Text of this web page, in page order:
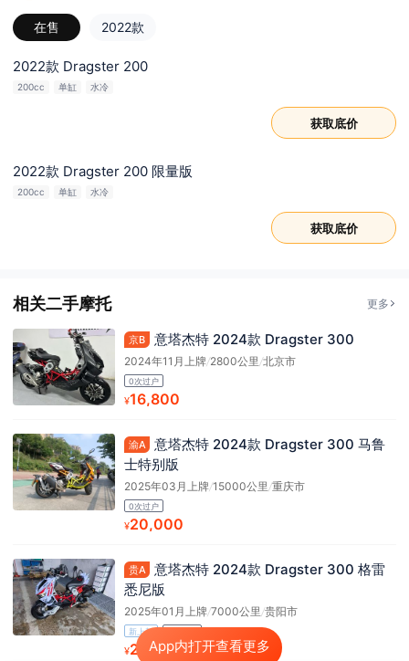
App内打开查看更多
在售 2022款
2022款 Dragster 200
200cc 单缸 水冷
获取底价
2022款 Dragster 200 限量版
200cc 单缸 水冷
获取底价
相关二手摩托 更多
京B 意塔杰特 2024款 Dragster 300
2024年11月上牌/2800公里 /北京市
0次过户
¥16,800
渝A
意塔杰特 2024款 Dragster 300 马鲁
士特别版
2025年03月上牌/15000公里 /重庆市
0次过户
¥20,000
贵A
意塔杰特 2024款 Dragster 300 格雷
悉尼版
2025年01月上牌/7000公里 /贵阳市
新上架
¥23,800